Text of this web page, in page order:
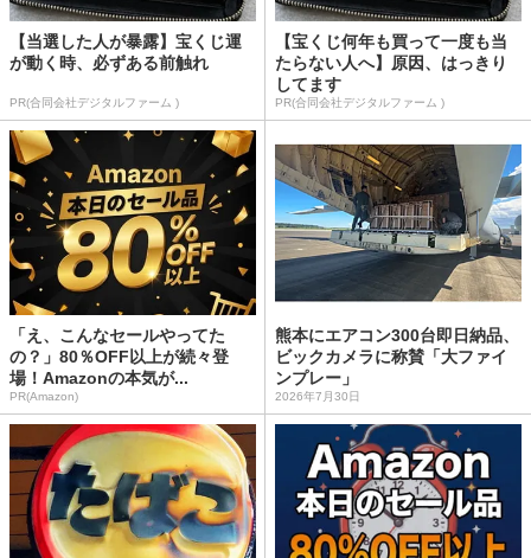
【当選した人が暴露】宝くじ運
が動く時、必ずある前触れ
PR(合同会社デジタルファーム )
【宝くじ何年も買って一度も当
たらない人へ】原因、はっきり
してます
PR(合同会社デジタルファーム )
「え、こんなセールやってた
の？」80％OFF以上が続々登
場！Amazonの本気が...
PR(Amazon)
熊本にエアコン300台即日納品、
ビックカメラに称賛「大ファイ
ンプレー」
2026年7月30日